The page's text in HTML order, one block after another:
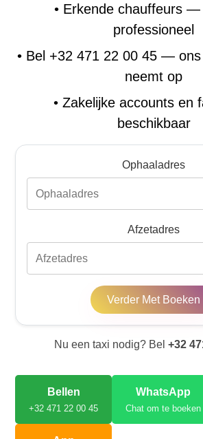
• Erkende chauffeurs —
professioneel
• Bel +32 471 22 00 45 — ons
neemt op
• Zakelijke accounts en
beschikbaar
Ophaaladres
Afzetadres
Verder Met Boeken
Nu een taxi nodig? Bel +32
Bellen
+32 471 22 00 45
WhatsApp
Chat om te boeken